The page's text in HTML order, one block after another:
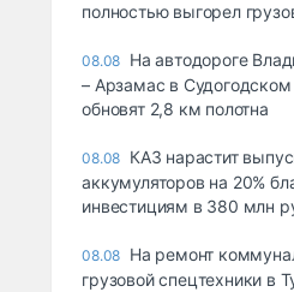
полностью выгорел
08.08 На автодороге
– Арзамас в
обновят 2,8 км полотна
08.08 КАЗ нарастит
аккумуляторов на 20%
инвестициям в 380 млн
08.08 На ремонт
грузовой спецтехники в